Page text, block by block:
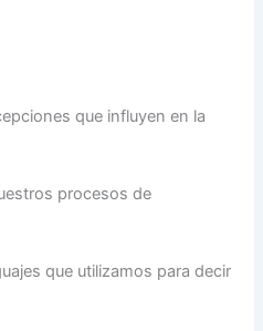
que influyen en la
procesos de
que utilizamos para decir